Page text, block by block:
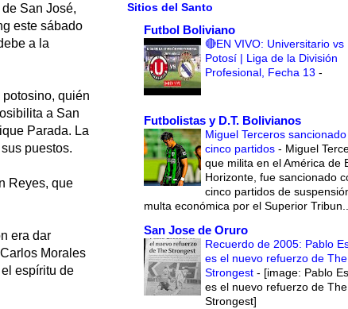
San José,
este sábado
a la
quién
a San
Parada. La
puestos.
Reyes, que
era dar
Morales
espíritu de
Sitios del Santo
Futbol Boliviano
🔴EN VIVO: Universitario vs
Potosí | Liga de la División
Profesional, Fecha 13 -
Futbolistas y D.T. Bolivianos
Miguel Terceros
cinco partidos - Miguel
que milita en el América de
Horizonte, fue sancionado
cinco partidos de
multa económica por el Superior
San Jose de Oruro
Recuerdo de 2005: Pablo
es el nuevo refuerzo de The
Strongest - [image: Pablo
es el nuevo refuerzo de The
Strongest]